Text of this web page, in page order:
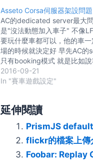
Asseto Corsa伺服器架設問題
AC的dedicated server最大
是"沒法動態加入車子" 不像
要玩什麼車都可以，他的車一
場的時候就決定好 早先AC的
只有booking模式 就是比如
去公告今晚8點會有比賽 那晚
開放booking(登記) 8點一到要
大部份人來說超難用 因為大部
朋友連線玩玩，比較需要能隨
和隨時換車 所以他只好又出
隨時加入的pickup模式 但他
決那個"沒法動態加入車子"的
2016-09-21
In "賽車遊戲設定"
延伸閱讀
PrismJS
flickr的檔案上傳
Foobar: Replay